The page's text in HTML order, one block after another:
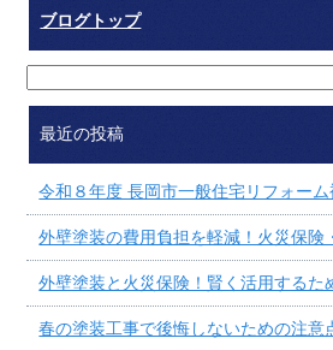
ブログトップ
最近の投稿
令和８年度 長岡市一般住宅リフォー
外壁塗装の費用負担を軽減！火災保険
外壁塗装と火災保険！賢く活用するた
春の塗装工事で後悔しないための注意